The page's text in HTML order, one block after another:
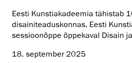
Eesti Kunstiakadeemia tähistab
disainiteaduskonnas. Eesti
sessioonõppe õppekaval Disain
18. september 2025